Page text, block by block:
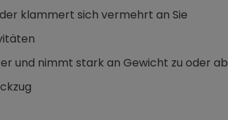
klammert sich vermehrt an Sie
und nimmt stark an Gewicht zu oder ab